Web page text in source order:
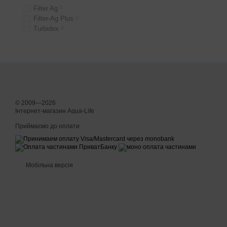
Filter Ag
Filter-Ag Plus
Turbidex
© 2009—2026
Інтернет-магазин Aqua-Life
Приймаємо до оплати
Мобільна версія